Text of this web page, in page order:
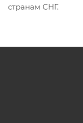
странам СНГ.